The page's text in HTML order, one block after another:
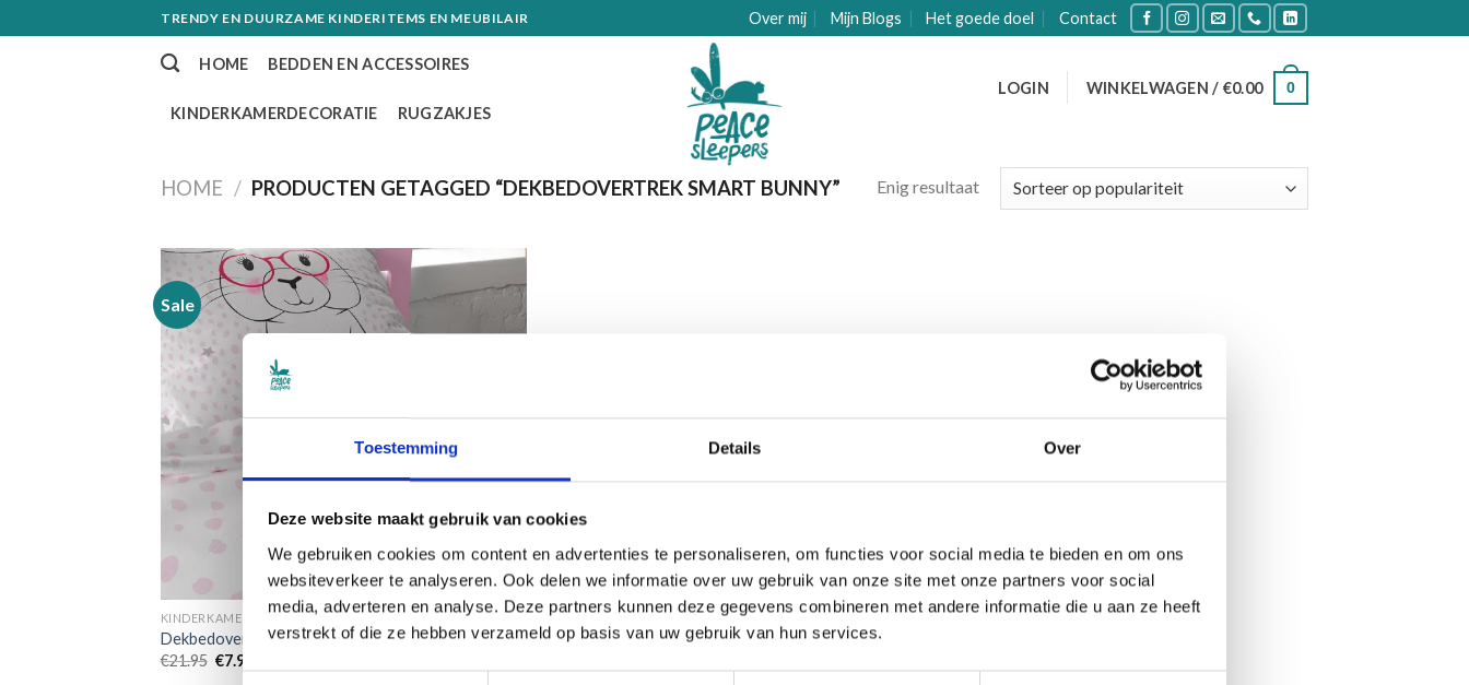
Toestemming Details Over
Deze website maakt gebruik van cookies
We gebruiken cookies om content en advertenties te personaliseren, om functies voor social media te bieden en om ons
websiteverkeer te analyseren. Ook delen we informatie over uw gebruik van onze site met onze partners voor social
media, adverteren en analyse. Deze partners kunnen deze gegevens combineren met andere informatie die u aan ze heeft
verstrekt of die ze hebben verzameld op basis van uw gebruik van hun services.
to
TRENDY EN DUURZAME KINDERITEMS EN MEUBILAIR Over mij Mijn Blogs Het goede doel Contact
HOME BEDDEN EN ACCESSOIRES
KINDERKAMERDECORATIE RUGZAKJES
LOGIN WINKELWAGEN / €0.00 0
HOME / PRODUCTEN GETAGGED “DEKBEDOVERTREK SMART BUNNY” Enig resultaat
Sale
KINDERKAMERDECORATIE
Dekbedovertrek meisjes Smart Bunny
€21.95 Oorspronkelijke
prijs
€7.95
prijs